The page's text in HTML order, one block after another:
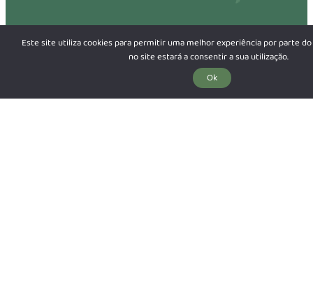
Este site utiliza cookies para permitir uma melhor experiência por parte
no site estará a consentir a sua utilização.
Ok